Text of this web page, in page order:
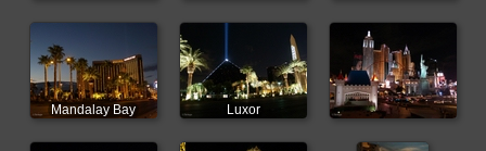
Mandalay Bay Luxor